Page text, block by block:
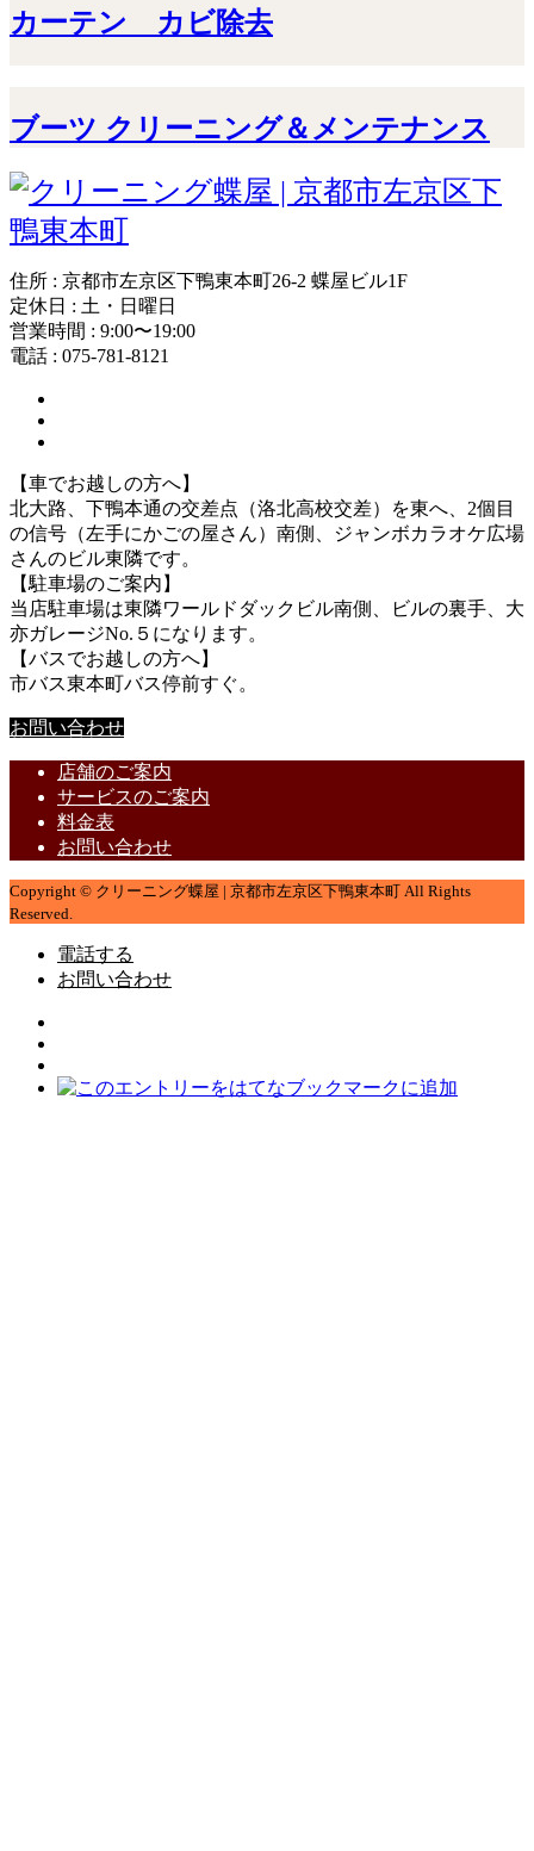
カーテン カビ除去
ブーツ クリーニング＆メンテナンス
住所 : 京都市左京区下鴨東本町26-2 蝶屋ビル1F
定休日 : 土・日曜日
営業時間 : 9:00〜19:00
電話 : 075-781-8121
【車でお越しの方へ】
北大路、下鴨本通の交差点（洛北高校交差）を東へ、2個目
の信号（左手にかごの屋さん）南側、ジャンボカラオケ広場
さんのビル東隣です。
【駐車場のご案内】
当店駐車場は東隣ワールドダックビル南側、ビルの裏手、大
亦ガレージNo.５になります。
【バスでお越しの方へ】
市バス東本町バス停前すぐ。
お問い合わせ
店舗のご案内
サービスのご案内
料金表
お問い合わせ
Copyright © クリーニング蝶屋 | 京都市左京区下鴨東本町 All Rights
Reserved.
電話する
お問い合わせ